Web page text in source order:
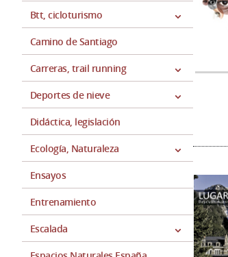
Btt, cicloturismo
Camino de Santiago
Carreras, trail running
Deportes de nieve
Didáctica, legislación
Ecología, Naturaleza
Ensayos
Entrenamiento
Escalada